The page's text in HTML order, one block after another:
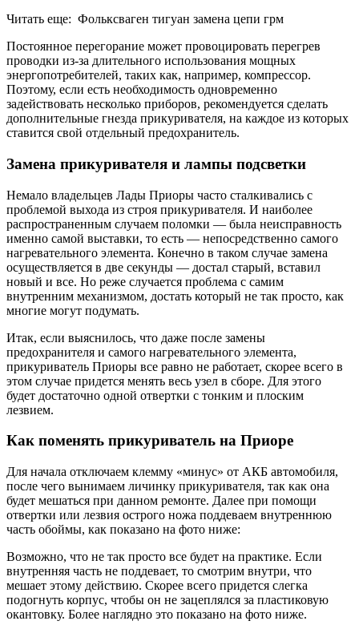
Читать еще: Фольксваген тигуан замена цепи грм
Постоянное перегорание может провоцировать перегрев
проводки из-за длительного использования мощных
энергопотребителей, таких как, например, компрессор.
Поэтому, если есть необходимость одновременно
задействовать несколько приборов, рекомендуется сделать
дополнительные гнезда прикуривателя, на каждое из которых
ставится свой отдельный предохранитель.
Замена прикуривателя и лампы подсветки
Немало владельцев Лады Приоры часто сталкивались с
проблемой выхода из строя прикуривателя. И наиболее
распространенным случаем поломки — была неисправность
именно самой выставки, то есть — непосредственно самого
нагревательного элемента. Конечно в таком случае замена
осуществляется в две секунды — достал старый, вставил
новый и все. Но реже случается проблема с самим
внутренним механизмом, достать который не так просто, как
многие могут подумать.
Итак, если выяснилось, что даже после замены
предохранителя и самого нагревательного элемента,
прикуриватель Приоры все равно не работает, скорее всего в
этом случае придется менять весь узел в сборе. Для этого
будет достаточно одной отвертки с тонким и плоским
лезвием.
Как поменять прикуриватель на Приоре
Для начала отключаем клемму «минус» от АКБ автомобиля,
после чего вынимаем личинку прикуривателя, так как она
будет мешаться при данном ремонте. Далее при помощи
отвертки или лезвия острого ножа поддеваем внутреннюю
часть обоймы, как показано на фото ниже:
Возможно, что не так просто все будет на практике. Если
внутренняя часть не поддевает, то смотрим внутри, что
мешает этому действию. Скорее всего придется слегка
подогнуть корпус, чтобы он не зацеплялся за пластиковую
окантовку. Более наглядно это показано на фото ниже.